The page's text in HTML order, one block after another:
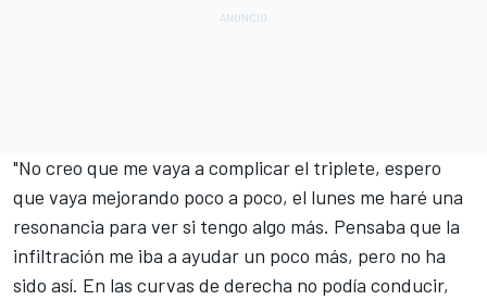
"No creo que me vaya a complicar el triplete, espero
que vaya mejorando poco a poco, el lunes me haré una
resonancia para ver si tengo algo más. Pensaba que la
infiltración me iba a ayudar un poco más, pero no ha
sido así. En las curvas de derecha no podía conducir,